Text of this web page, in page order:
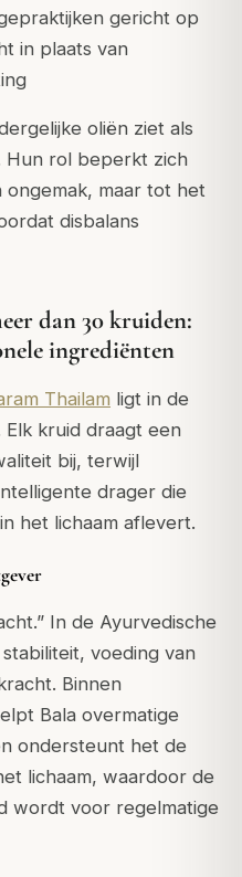
gericht op
in plaats van
oliën ziet als
Hun rol beperkt zich
maar tot het
disbalans
dan 30 kruiden:
ingrediënten
Thailam ligt in de
kruid draagt een
bij, terwijl
drager die
het lichaam aflevert.
In de Ayurvedische
voeding van
Binnen
Bala overmatige
ondersteunt het de
lichaam, waardoor de
wordt voor regelmatige